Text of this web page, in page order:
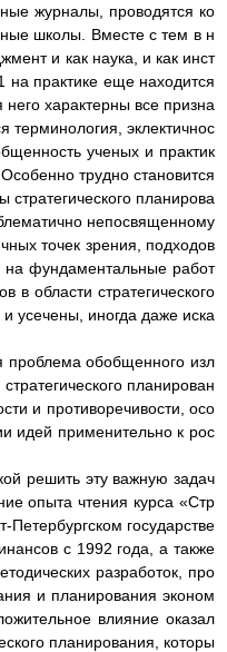
журналы, проводятся ко
школы. Вместе с тем в н
и как наука, и как инст
на практике еще находится
характерны все призна
терминология, эклектичнос
ученых и практик
трудно становится
стратегического планирова
непосвященному
точек зрения, подходов
фундаментальные работ
в области стратегического
усечены, иногда даже иска
проблема обобщенного изл
планирован
и противоречивости, осо
идей применительно к рос
решить эту важную задач
опыта чтения курса «Стр
Петербургском государстве
с 1992 года, а также
разработок, про
и планирования эконом
влияние оказал
планирования, которы